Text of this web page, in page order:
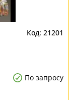
21201
По запросу